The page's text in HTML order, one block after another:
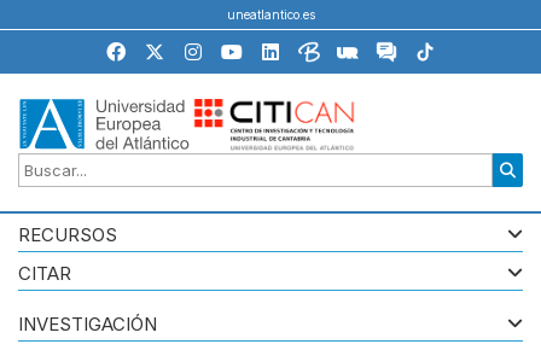
uneatlantico.es
RECURSOS
CITAR
INVESTIGACIÓN